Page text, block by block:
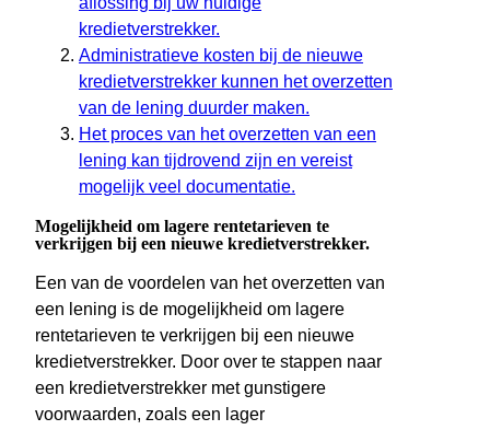
kredietverstrekker.
Administratieve kosten bij de nieuwe
kredietverstrekker kunnen het overzetten
van de lening duurder maken.
Het proces van het overzetten van een
lening kan tijdrovend zijn en vereist
mogelijk veel documentatie.
Mogelijkheid om lagere rentetarieven te
verkrijgen bij een nieuwe kredietverstrekker.
Een van de voordelen van het overzetten van
een lening is de mogelijkheid om lagere
rentetarieven te verkrijgen bij een nieuwe
kredietverstrekker. Door over te stappen naar
een kredietverstrekker met gunstigere
voorwaarden, zoals een lager